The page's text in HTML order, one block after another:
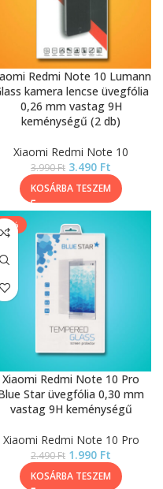
Redmi Note 10 Lumann
kamera lencse üvegfólia
0,26 mm vastag 9H
keménységű (2 db)
Xiaomi Redmi Note 10
3.990Ft 3.490 Ft
KOSÁRBA TESZEM
-20%
Xiaomi Redmi Note 10 Pro
Star üvegfólia 0,30 mm
vastag 9H keménységű
Xiaomi Redmi Note 10 Pro
2.490Ft 1.990 Ft
KOSÁRBA TESZEM